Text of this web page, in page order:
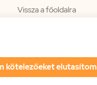
kötelezőeket elutasítom
Vissza a főoldalra